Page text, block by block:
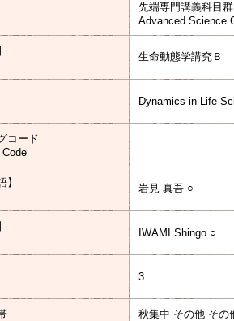
先端専門講義科目
Advanced Science
生命動態学講究Ｂ
Dynamics in Life
コード
岩見 真吾 ○
IWAMI Shingo ○
3
秋集中 その他 その